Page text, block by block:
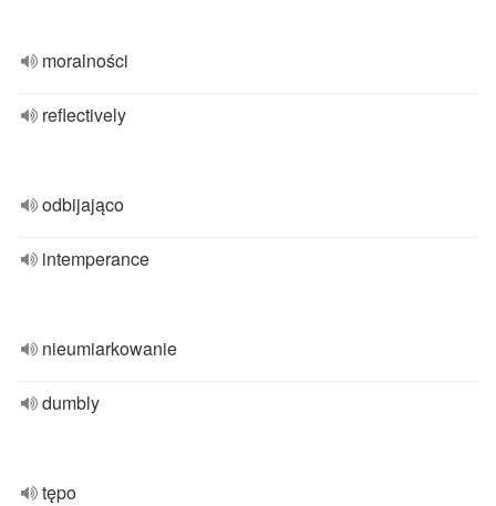
moralności
reflectively
odbijająco
intemperance
nieumiarkowanie
dumbly
tępo